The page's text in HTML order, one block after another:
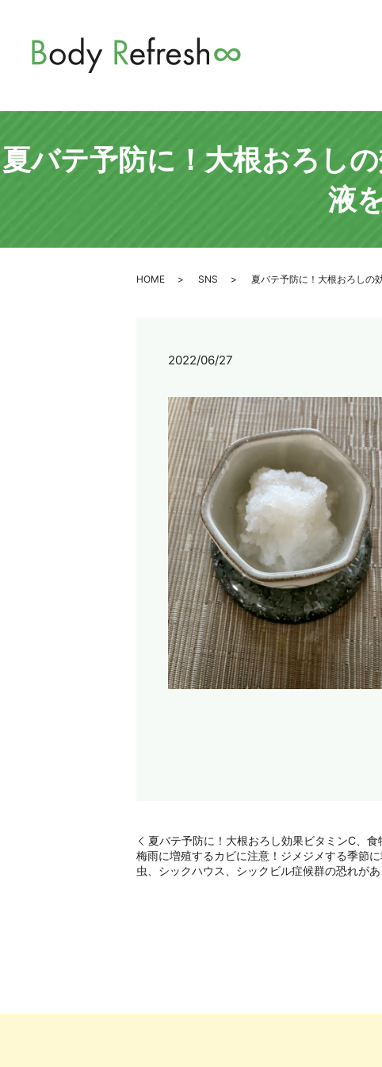
夏バテ予防に！大根おろし
液
HOME SNS 夏バテ予防に！大根おろしの
2022/06/27
夏バテ予防に！大根おろし効果ビタミンC、食
梅雨に増殖するカビに注意！ジメジメする季節
虫、シックハウス、シックビル症候群の恐れが